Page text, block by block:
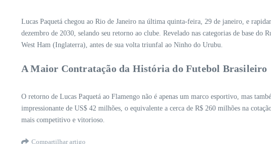
Lucas Paquetá chegou ao Rio de Janeiro na última quinta-feira, 29 de janeiro, e
dezembro de 2030, selando seu retorno ao clube. Revelado nas categorias de base
West Ham (Inglaterra), antes de sua volta triunfal ao Ninho do Urubu.
A Maior Contratação da História do Futebol Brasileiro
O retorno de Lucas Paquetá ao Flamengo não é apenas um marco esportivo, mas
impressionante de US$ 42 milhões, o equivalente a cerca de R$ 260 milhões na
mais competitivo e vitorioso.
Compartilhar artigo